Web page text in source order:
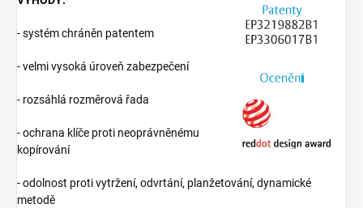
- systém chráněn patentem
- velmi vysoká úroveň zabezpečení
- rozsáhlá rozměrová řada
- ochrana klíče proti neoprávněnému
kopírování
- odolnost proti vytržení, odvrtání, planžetování, dynamické
metodě